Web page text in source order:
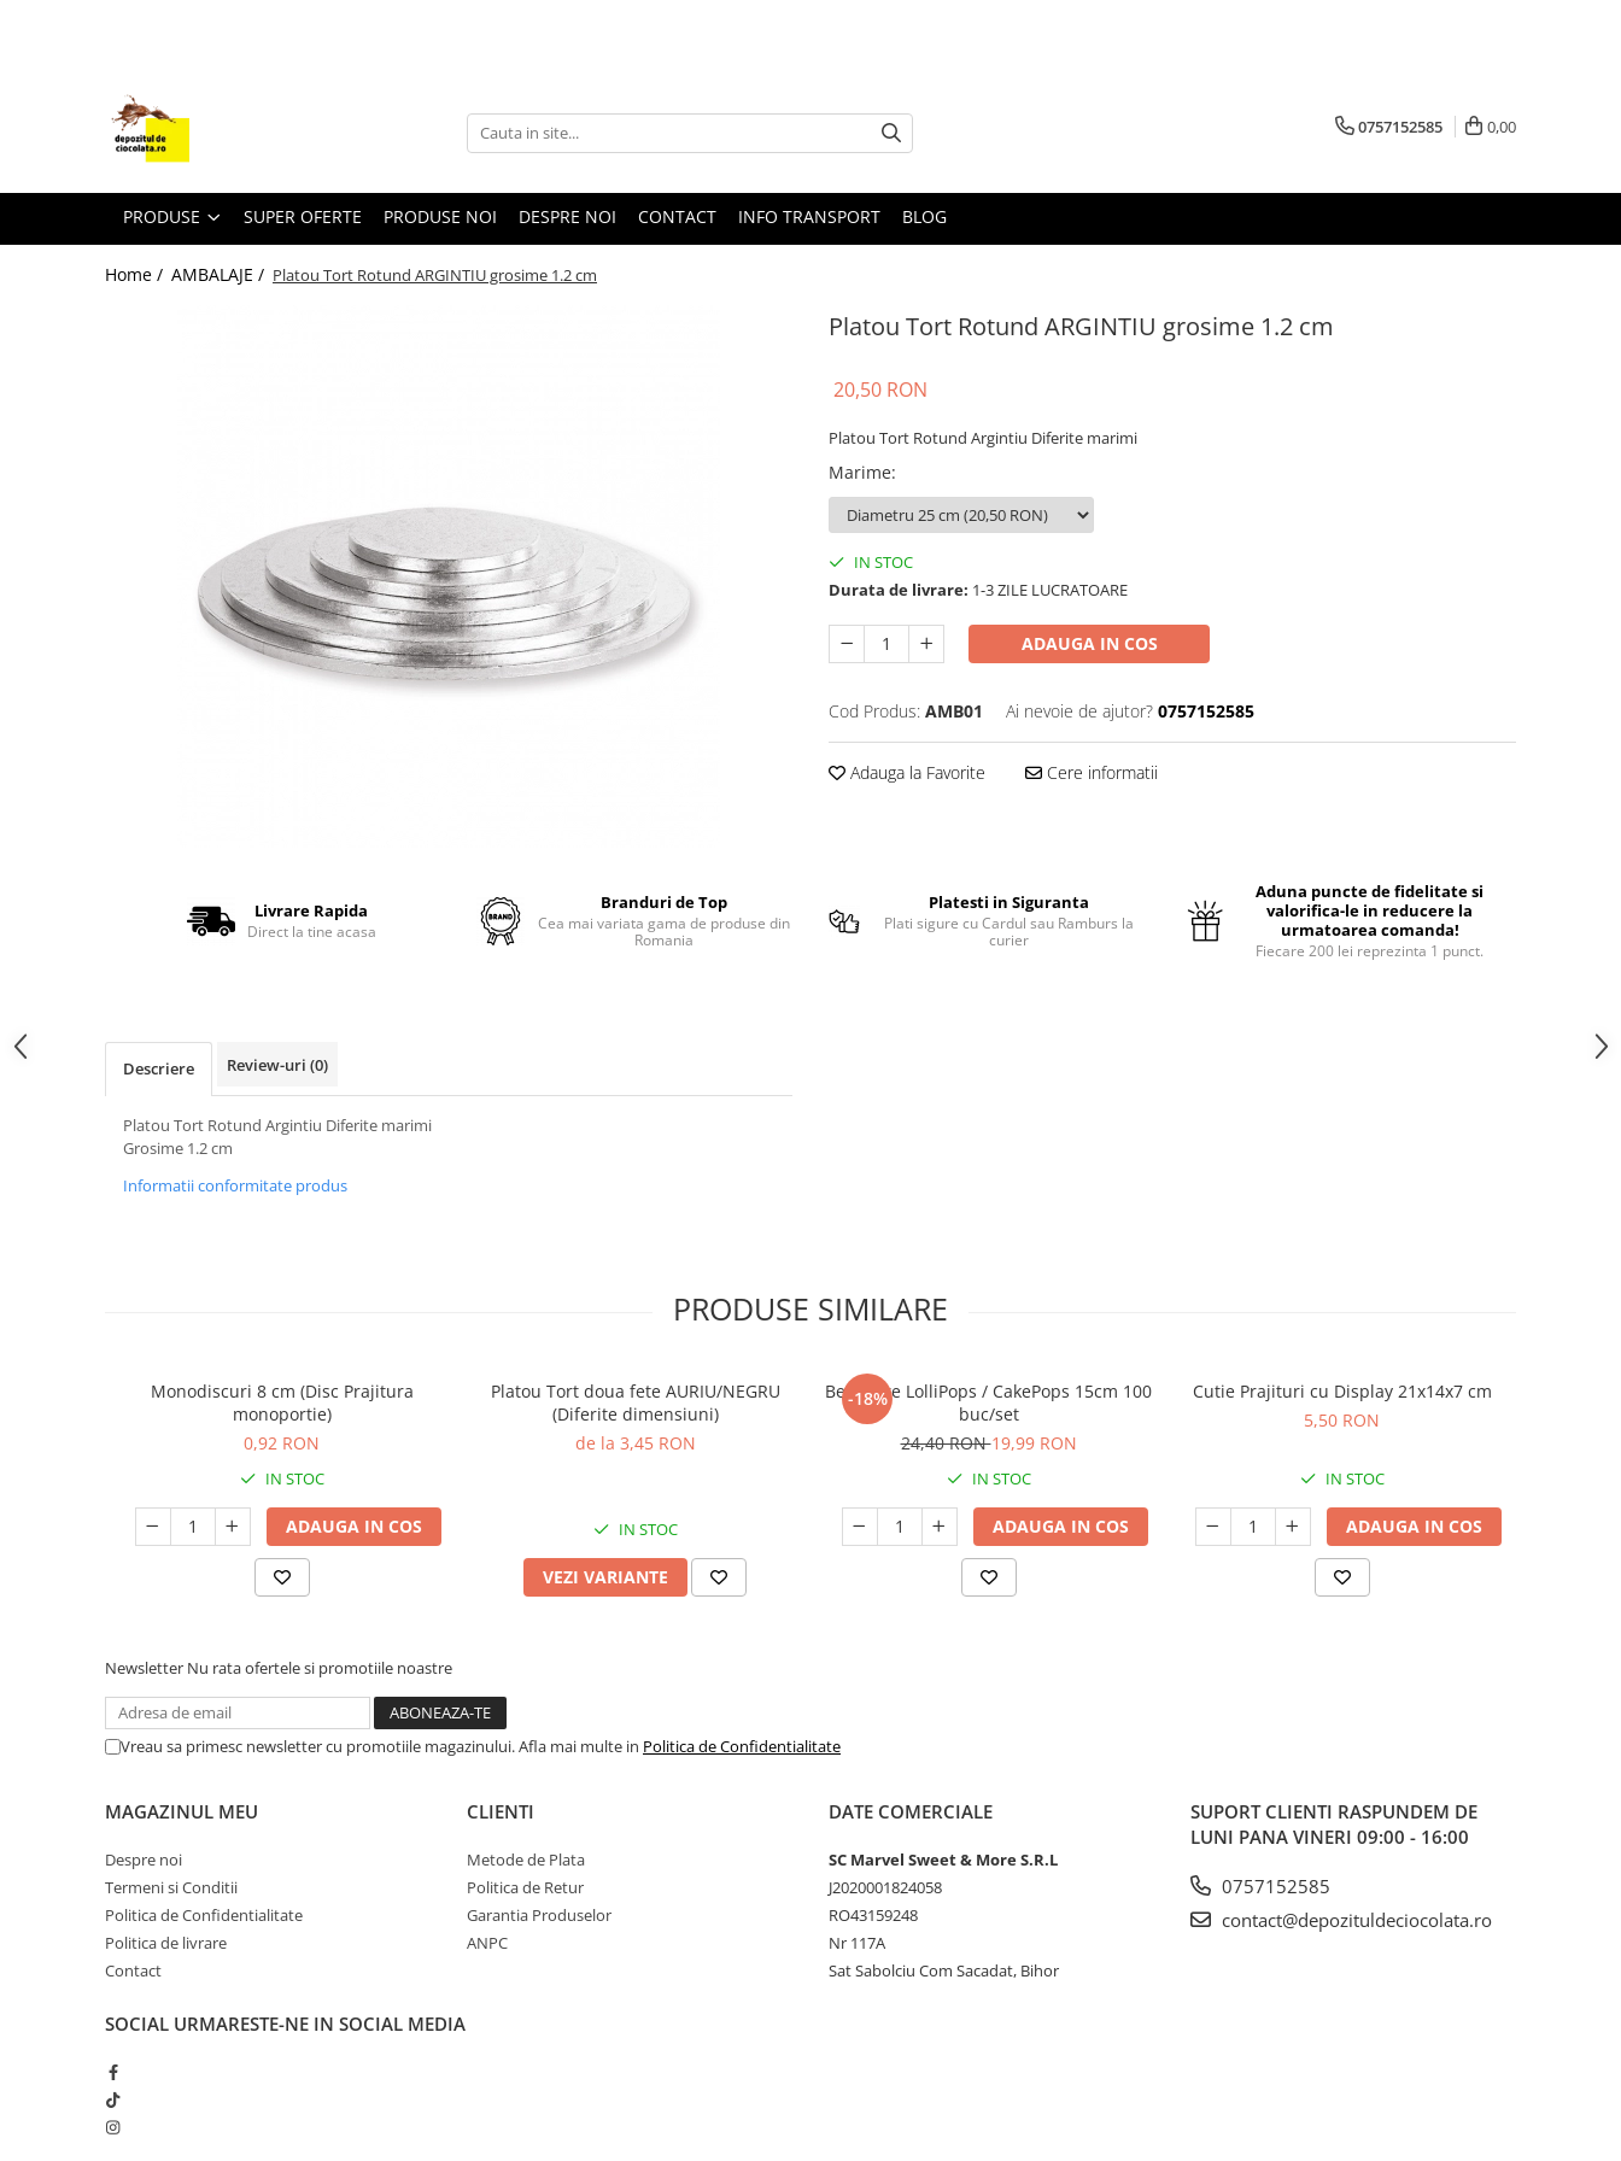
COLORANTI ALIMENTARI
GLAZURI, UMPLUTURI, CREME
USTENSILE SI FORME SILICON
0757152585 0,00
PRODUSE SUPER OFERTE PRODUSE NOI DESPRE NOI CONTACT INFO TRANSPORT BLOG
Home / AMBALAJE / Platou Tort Rotund ARGINTIU grosime 1.2 cm
Platou Tort Rotund ARGINTIU grosime 1.2 cm
20,50 RON
Platou Tort Rotund Argintiu Diferite marimi
Marime:
IN STOC
Durata de livrare: 1-3 ZILE LUCRATOARE
ADAUGA IN COS
Cod Produs: AMB01 Ai nevoie de ajutor? 0757152585
Adauga la Favorite Cere informatii
Livrare Rapida
Direct la tine acasa
Branduri de Top
Cea mai variata gama de produse din
Romania
Platesti in Siguranta
Plati sigure cu Cardul sau Ramburs la
curier
Aduna puncte de fidelitate si
valorifica-le in reducere la
urmatoarea comanda!
Fiecare 200 lei reprezinta 1 punct.
Descriere Review-uri (0)
Platou Tort Rotund Argintiu Diferite marimi
Grosime 1.2 cm
Informatii conformitate produs
PRODUSE SIMILARE
Monodiscuri 8 cm (Disc Prajitura
monoportie)
0,92 RON
IN STOC
ADAUGA IN COS
Platou Tort doua fete AURIU/NEGRU
(Diferite dimensiuni)
de la 3,45 RON
IN STOC
VEZI VARIANTE
-18%
Betisoare LolliPops / CakePops 15cm 100
buc/set
24,40 RON19,99 RON
IN STOC
ADAUGA IN COS
Cutie Prajituri cu Display 21x14x7 cm
5,50 RON
IN STOC
ADAUGA IN COS
Newsletter Nu rata ofertele si promotiile noastre
Vreau sa primesc newsletter cu promotiile magazinului. Afla mai multe in Politica de Confidentialitate
MAGAZINUL MEU
Despre noi
Termeni si Conditii
Politica de Confidentialitate
Politica de livrare
Contact
CLIENTI
Metode de Plata
Politica de Retur
Garantia Produselor
ANPC
DATE COMERCIALE
SC Marvel Sweet & More S.R.L
J2020001824058
RO43159248
Nr 117A
Sat Sabolciu Com Sacadat, Bihor
SUPORT CLIENTI RASPUNDEM DE
LUNI PANA VINERI 09:00 - 16:00
0757152585
contact@depozituldeciocolata.ro
SOCIAL URMARESTE-NE IN SOCIAL MEDIA